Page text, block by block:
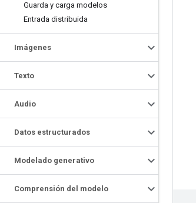
Guarda y carga modelos
Entrada distribuida
Imágenes
Texto
Audio
Datos estructurados
Modelado generativo
Comprensión del modelo